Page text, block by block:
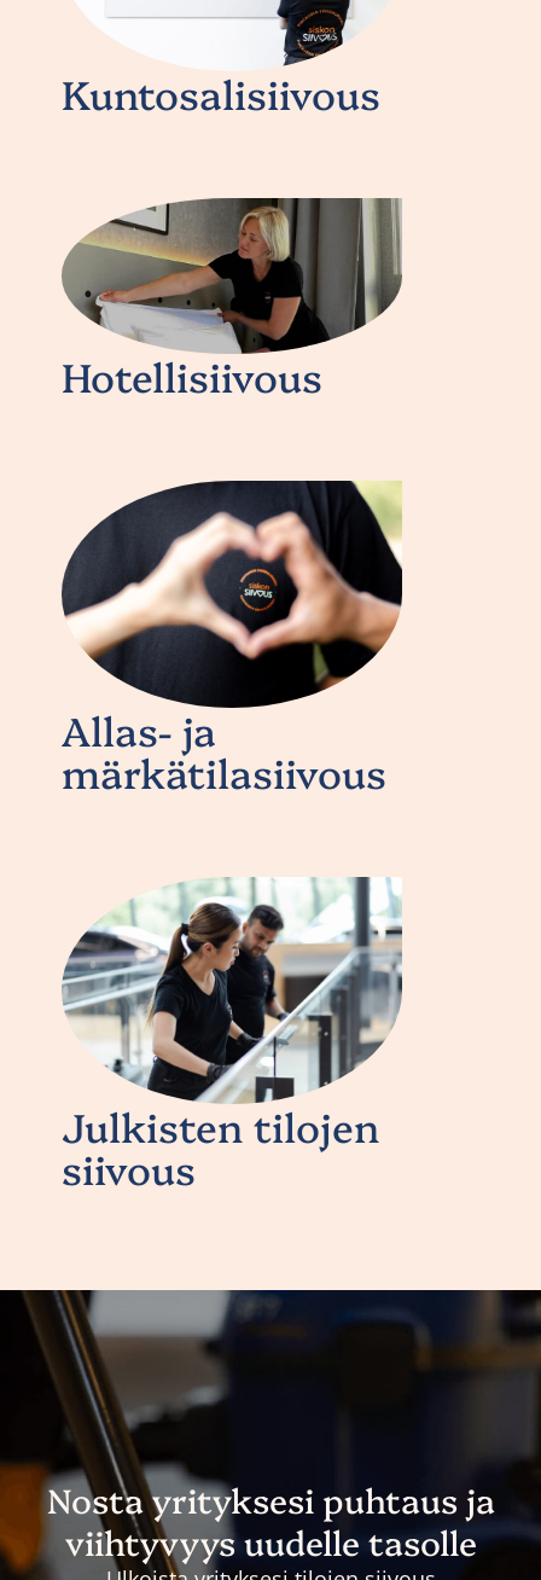
Kuntosalisiivous
Hotellisiivous
Allas- ja
märkätilasiivous
Julkisten tilojen
siivous
Nosta yrityksesi puhtaus ja
viihtyvyys uudelle tasolle